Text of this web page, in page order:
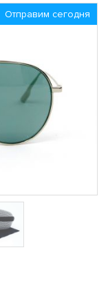
Отправим сегодня